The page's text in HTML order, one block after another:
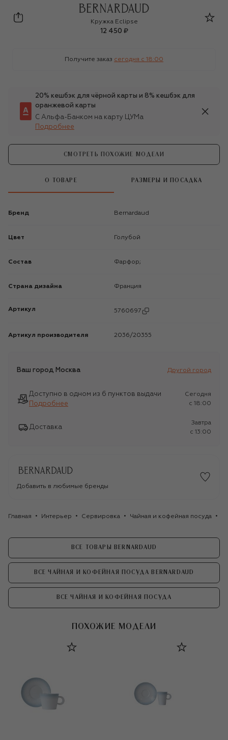
Bernardaud
Кружка Eclipse
12 450 ₽
Получите заказ сегодня c 18:00
20% кешбэк для чёрной карты и 8% кешбэк для
оранжевой карты
С Альфа-Банком на карту ЦУМа
Подробнее
СМОТРЕТЬ ПОХОЖИЕ МОДЕЛИ
О ТОВАРЕ РАЗМЕРЫ И ПОСАДКА
Бренд Bernardaud
Цвет Голубой
Состав Фарфор;
Страна дизайна Франция
Артикул 5760697
Артикул производителя 2036/20355
Ваш город Москва Другой город
Доступно в одном из 6 пунктов выдачи
Подробнее
Сегодня
c 18:00
Доставка
Завтра
c 13:00
Добавить в любимые бренды
Главная Интерьер Сервировка Чайная и кофейная посуда
ВСЕ ТОВАРЫ BERNARDAUD
ВСЕ ЧАЙНАЯ И КОФЕЙНАЯ ПОСУДА BERNARDAUD
ВСЕ ЧАЙНАЯ И КОФЕЙНАЯ ПОСУДА
ПОХОЖИЕ МОДЕЛИ